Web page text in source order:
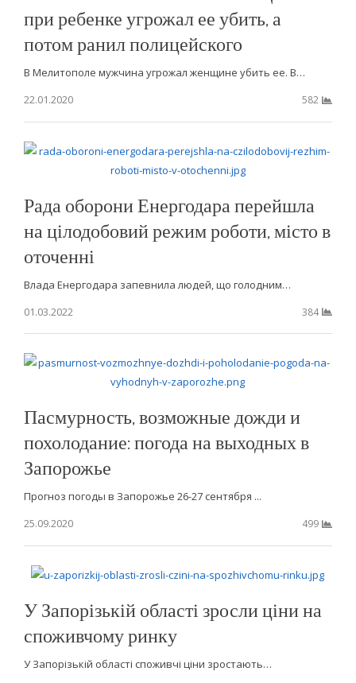
при ребенке угрожал ее убить, а
потом ранил полицейского
В Мелитополе мужчина угрожал женщине убить ее. В…
22.01.2020
582
Рада оборони Енергодара перейшла
на цілодобовий режим роботи, місто в
оточенні
Влада Енергодара запевнила людей, що голодним…
01.03.2022
384
Пасмурность, возможные дожди и
похолодание: погода на выходных в
Запорожье
Прогноз погоды в Запорожье 26-27 сентября ...
25.09.2020
499
У Запорізькій області зросли ціни на
споживчому ринку
У Запорізькій області споживчі ціни зростають…